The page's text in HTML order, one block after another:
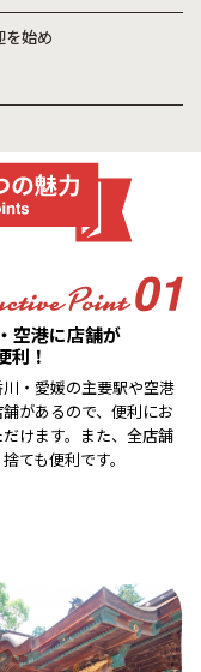
を始め
空港に店舗が
利！
・愛媛の主要駅や空港
があるので、便利にお
けます。また、全店舗
ても便利です。